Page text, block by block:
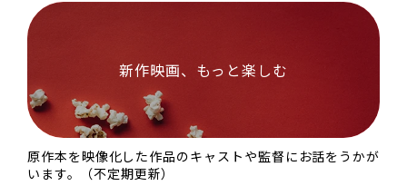
新作映画、もっと楽しむ
原作本を映像化した作品のキャストや監督にお話をうかが
います。（不定期更新）